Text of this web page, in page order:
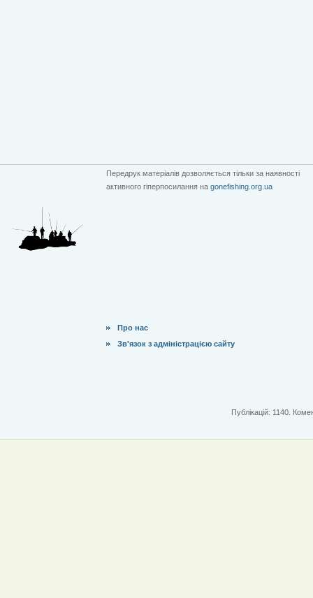
Передрук матеріалів дозволяється тільки за наявності
активного гіперпосилання на gonefishing.org.ua
Про нас
Зв'язок з адміністрацією сайту
Публікацій: 1140.